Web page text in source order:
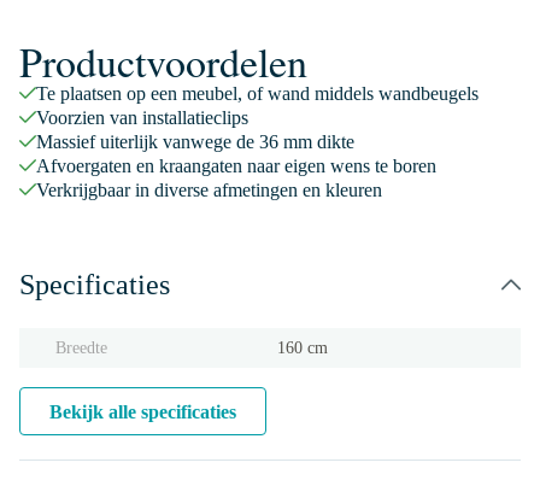
Productvoordelen
Te plaatsen op een meubel, of wand middels wandbeugels
Voorzien van installatieclips
Massief uiterlijk vanwege de 36 mm dikte
Afvoergaten en kraangaten naar eigen wens te boren
Verkrijgbaar in diverse afmetingen en kleuren
Specificaties
Breedte 160 cm
Bekijk alle specificaties